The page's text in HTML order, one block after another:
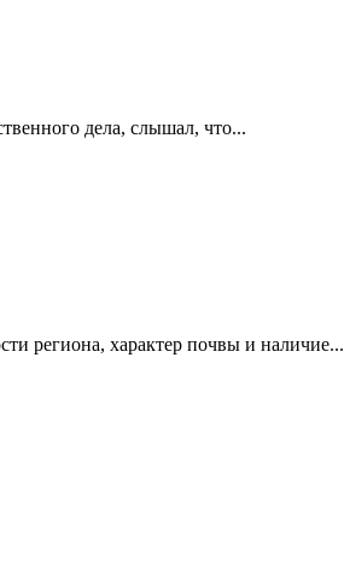
дела, слышал, что...
региона, характер почвы и наличие...